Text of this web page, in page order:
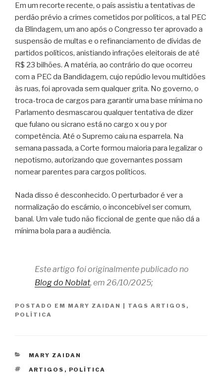
Em um recorte recente, o país assistiu a tentativas de
perdão prévio a crimes cometidos por políticos, a tal PEC
da Blindagem, um ano após o Congresso ter aprovado a
suspensão de multas e o refinanciamento de dívidas de
partidos políticos, anistiando infrações eleitorais de até
R$ 23 bilhões. A matéria, ao contrário do que ocorreu
com a PEC da Bandidagem, cujo repúdio levou multidões
às ruas, foi aprovada sem qualquer grita. No governo, o
troca-troca de cargos para garantir uma base mínima no
Parlamento desmascarou qualquer tentativa de dizer
que fulano ou sicrano está no cargo x ou y por
competência. Até o Supremo caiu na esparrela. Na
semana passada, a Corte formou maioria para legalizar o
nepotismo, autorizando que governantes possam
nomear parentes para cargos políticos.
Nada disso é desconhecido. O perturbador é ver a
normalização do escárnio, o inconcebível ser comum,
banal. Um vale tudo não ficcional de gente que não dá a
mínima bola para a audiência.
Este artigo foi originalmente publicado no
Blog do Noblat, em 26/10/2025;
POSTADO EM MARY ZAIDAN TAGS ARTIGOS ,
POLÍTICA
CATEGORIAS
MARY ZAIDAN
TAGS
ARTIGOS , POLÍTICA